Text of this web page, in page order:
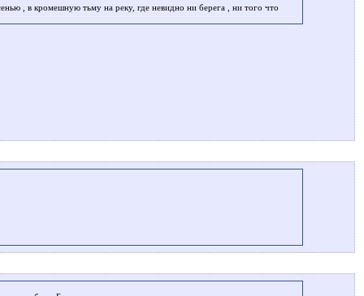
, в кромешную тьму на реку, где невидно ни берега , ни того что